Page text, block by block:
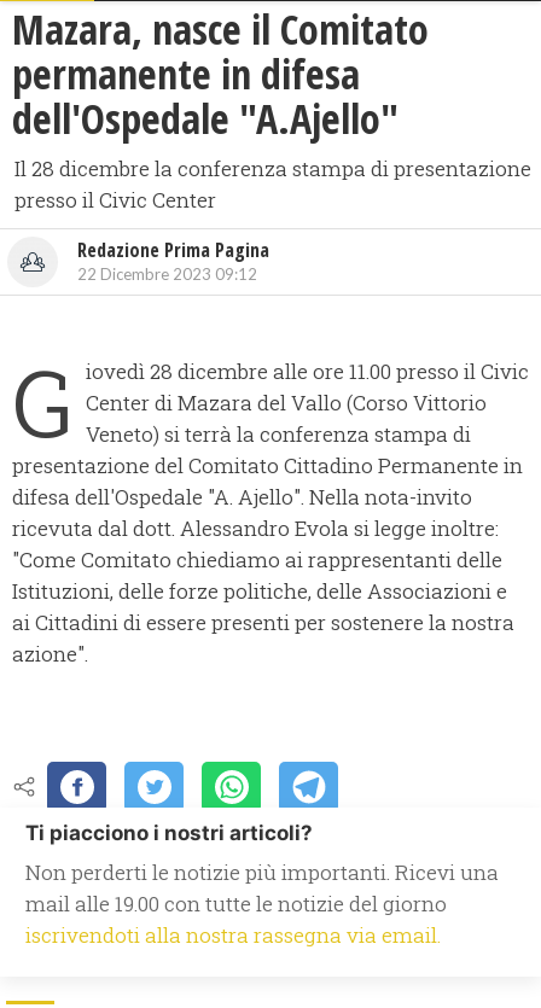
Mazara, nasce il Comitato
permanente in difesa
dell'Ospedale "A.Ajello"
Il 28 dicembre la conferenza stampa di presentazione
presso il Civic Center
Redazione Prima Pagina
22 Dicembre 2023 09:12
G
iovedì 28 dicembre alle ore 11.00 presso il Civic
Center di Mazara del Vallo (Corso Vittorio
Veneto) si terrà la conferenza stampa di
presentazione del Comitato Cittadino Permanente in
difesa dell'Ospedale "A. Ajello". Nella nota-invito
ricevuta dal dott. Alessandro Evola si legge inoltre:
"Come Comitato chiediamo ai rappresentanti delle
Istituzioni, delle forze politiche, delle Associazioni e
ai Cittadini di essere presenti per sostenere la nostra
azione".
Ti piacciono i nostri articoli?
Non perderti le notizie più importanti. Ricevi una
mail alle 19.00 con tutte le notizie del giorno
iscrivendoti alla nostra rassegna via email.